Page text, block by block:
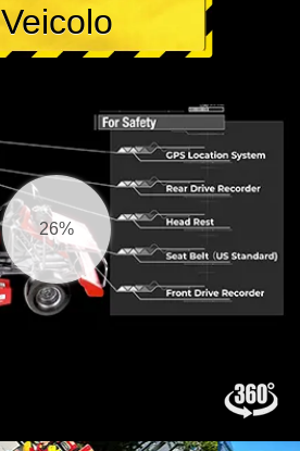
Veicolo
27%